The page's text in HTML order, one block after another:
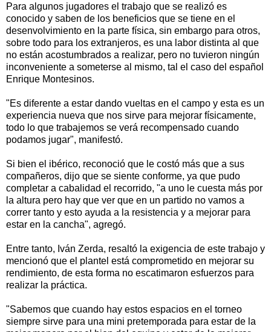
Para algunos jugadores el trabajo que se realizó es
conocido y saben de los beneficios que se tiene en el
desenvolvimiento en la parte física, sin embargo para otros,
sobre todo para los extranjeros, es una labor distinta al que
no están acostumbrados a realizar, pero no tuvieron ningún
inconveniente a someterse al mismo, tal el caso del español
Enrique Montesinos.
"Es diferente a estar dando vueltas en el campo y esta es un
experiencia nueva que nos sirve para mejorar físicamente,
todo lo que trabajemos se verá recompensado cuando
podamos jugar", manifestó.
Si bien el ibérico, reconoció que le costó más que a sus
compañeros, dijo que se siente conforme, ya que pudo
completar a cabalidad el recorrido, "a uno le cuesta más por
la altura pero hay que ver que en un partido no vamos a
correr tanto y esto ayuda a la resistencia y a mejorar para
estar en la cancha", agregó.
Entre tanto, Iván Zerda, resaltó la exigencia de este trabajo y
mencionó que el plantel está comprometido en mejorar su
rendimiento, de esta forma no escatimaron esfuerzos para
realizar la práctica.
"Sabemos que cuando hay estos espacios en el torneo
siempre sirve para una mini pretemporada para estar de la